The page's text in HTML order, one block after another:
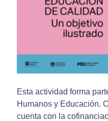
Esta actividad forma
Humanos y Educación.
cuenta con la